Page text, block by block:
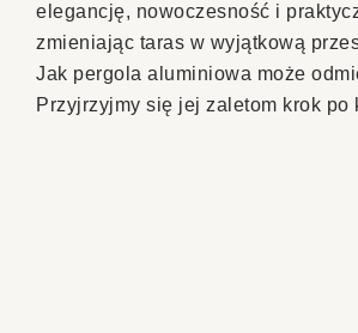
elegancję, nowoczesność i
zmieniając taras w wyjątkową
Jak pergola aluminiowa może
Przyjrzyjmy się jej zaletom krok po